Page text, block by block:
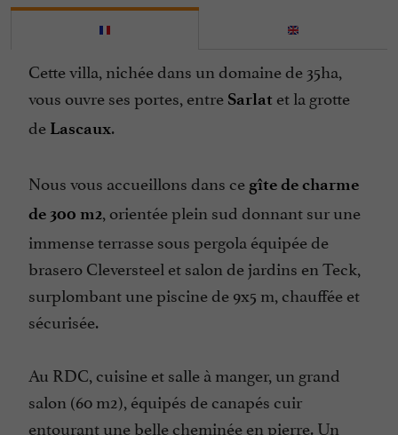
Linge Fourni
Micro Onde
Ouvert toute l'année
Parking
Parle anglais
Piscine chauffée
Salon de Jardin
Terrasse
Télévision : TV satellite
Cette villa, nichée dans un domaine de 35ha,
vous ouvre ses portes, entre Sarlat et la grotte
de Lascaux.
Nous vous accueillons dans ce gîte de charme
de 300 m2, orientée plein sud donnant sur une
immense terrasse sous pergola équipée de
brasero Cleversteel et salon de jardins en Teck,
surplombant une piscine de 9x5 m, chauffée et
sécurisée.
Au RDC, cuisine et salle à manger, un grand
salon (60 m2), équipés de canapés cuir
entourant une belle cheminée en pierre. Un